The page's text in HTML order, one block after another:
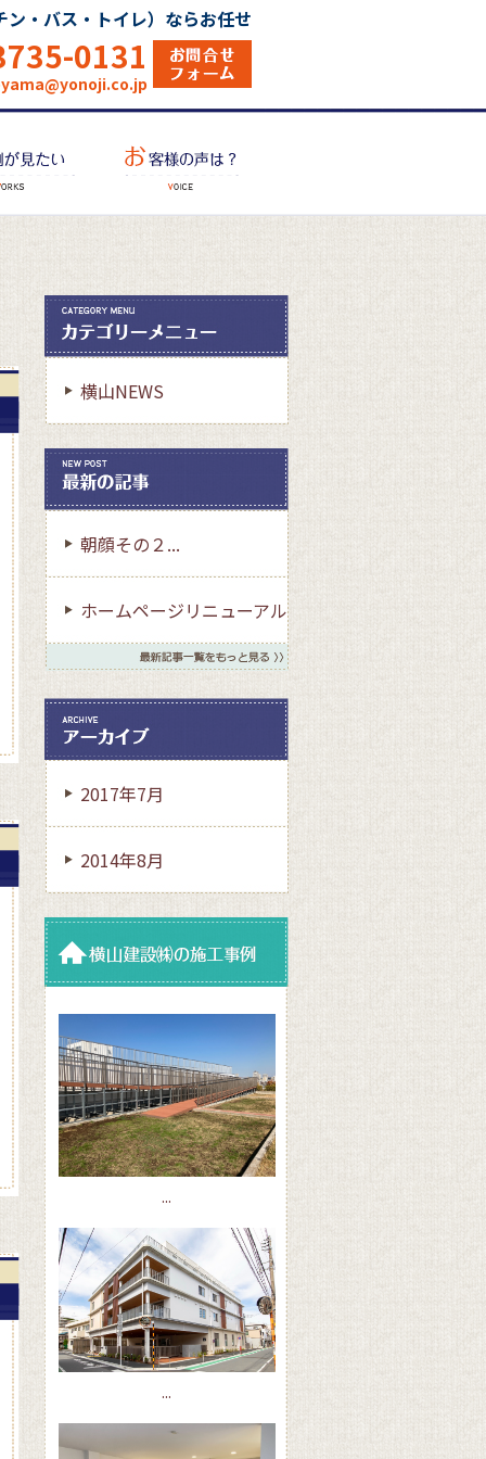
・バス・トイレ）ならお任せ
0131
横山NEWS
朝顔その２...
ホームページリニューアル
致...
2017年7月
2014年8月
...
...